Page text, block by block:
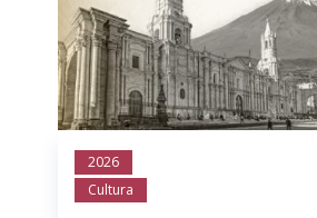
2026
Cultura